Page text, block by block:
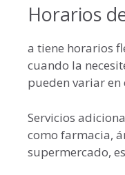
Horarios
a tiene horarios
cuando la
pueden variar en
Servicios
como farmacia,
supermercado,